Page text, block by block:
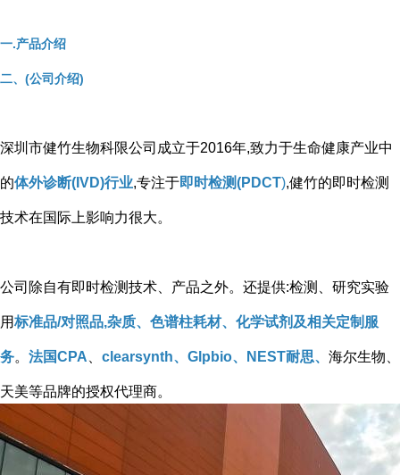
一.产品介绍
二、(公司介绍)
深圳市健竹生物科限公司成立于2016年,致力于生命健康产业中
的体外诊断(IVD)行业,专注于即时检测(PDCT),健竹的即时检测
技术在国际上影响力很大。
公司除自有即时检测技术、产品之外。还提供:检测、研究实验
用标准品/对照品,杂质、色谱柱耗材、化学试剂及相关定制服
务。 法国CPA clearsynth、Glpbio、NEST耐思、 海尔生物、
天美等品牌的授权代理商。